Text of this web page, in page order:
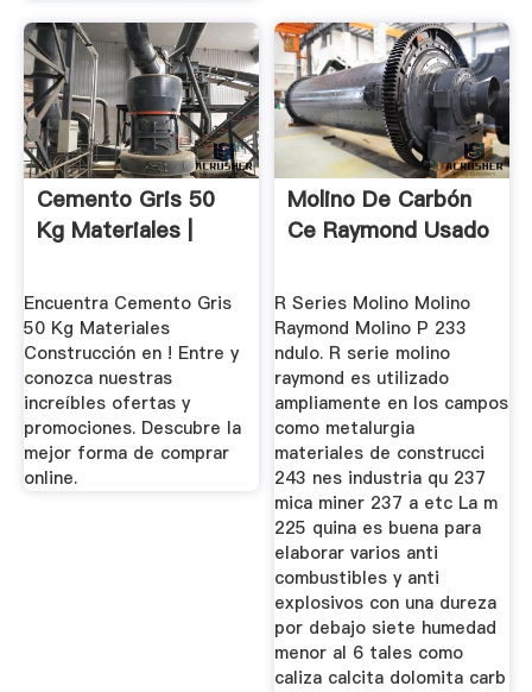
Cemento Gris 50
Kg Materiales |
Encuentra Cemento Gris
50 Kg Materiales
Construcción en ! Entre y
conozca nuestras
increíbles ofertas y
promociones. Descubre la
mejor forma de comprar
online.
Molino De Carbón
Ce Raymond Usado
R Series Molino Molino
Raymond Molino P 233
ndulo. R serie molino
raymond es utilizado
ampliamente en los campos
como metalurgia
materiales de construcci
243 nes industria qu 237
mica miner 237 a etc La m
225 quina es buena para
elaborar varios anti
combustibles y anti
explosivos con una dureza
por debajo siete humedad
menor al 6 tales como
caliza calcita dolomita carb